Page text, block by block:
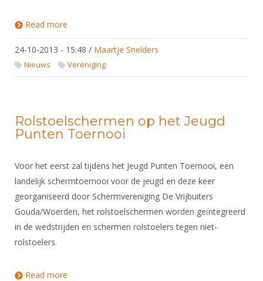
Geschiedenis van het schermen
Read more
24-10-2013 - 15:48 / Maartje Snelders
Nieuws Vereniging
Rolstoelschermen op het Jeugd
Punten Toernooi
Voor het eerst zal tijdens het Jeugd Punten Toernooi, een
landelijk schermtoernooi voor de jeugd en deze keer
georganiseerd door Schermvereniging De Vrijbuiters
Gouda/Woerden, het rolstoelschermen worden geïntegreerd
in de wedstrijden en schermen rolstoelers tegen niet-
rolstoelers.
Read more